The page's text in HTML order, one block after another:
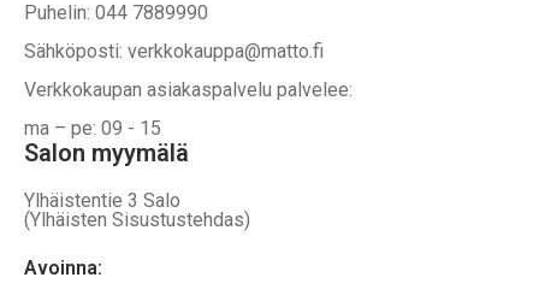
Puhelin: 044 7889990
Sähköposti: verkkokauppa@matto.fi
Verkkokaupan asiakaspalvelu palvelee:
ma – pe: 09 - 15
Salon myymälä
Ylhäistentie 3 Salo
(Ylhäisten Sisustustehdas)
Avoinna: